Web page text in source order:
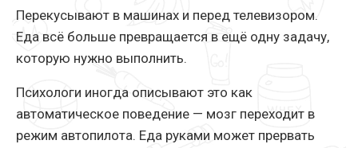
Перекусывают в машинах и перед телевизором.
Еда всё больше превращается в ещё одну задачу,
которую нужно выполнить.
Психологи иногда описывают это как
автоматическое поведение — мозг переходит в
режим автопилота. Еда руками может прервать